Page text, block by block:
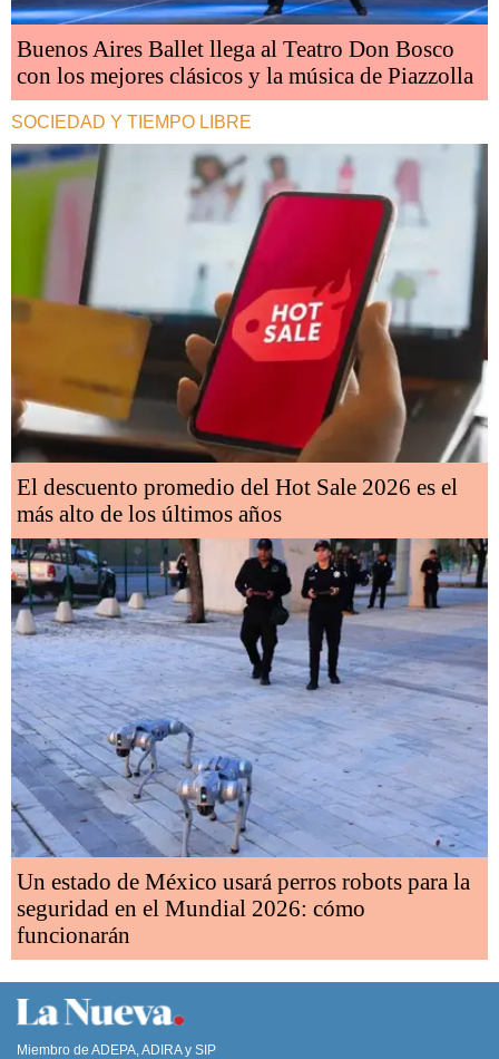
Buenos Aires Ballet llega al Teatro Don Bosco
con los mejores clásicos y la música de Piazzolla
SOCIEDAD Y TIEMPO LIBRE
El descuento promedio del Hot Sale 2026 es el
más alto de los últimos años
Un estado de México usará perros robots para la
seguridad en el Mundial 2026: cómo
funcionarán
Miembro de ADEPA, ADIRA y SIP